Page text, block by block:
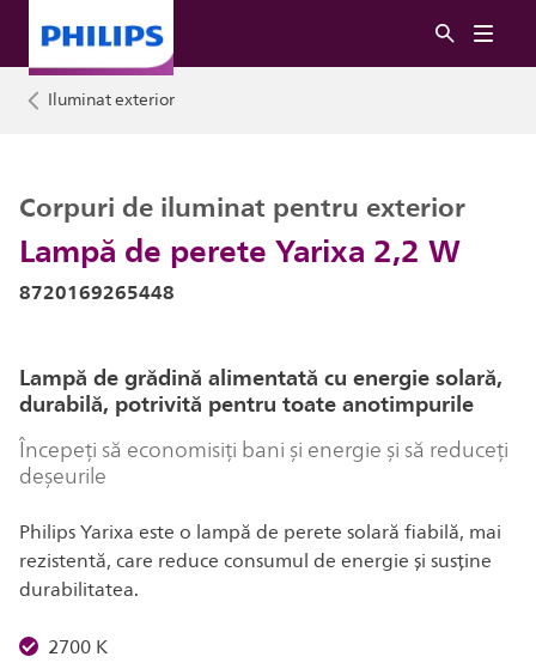
Iluminat exterior
Lampă de perete Yarixa 2,2 W
Corpuri de iluminat pentru exterior
8720169265448
Lampă de grădină alimentată cu energie solară,
durabilă, potrivită pentru toate anotimpurile
Începeți să economisiți bani și energie și să reduceți
deșeurile
Philips Yarixa este o lampă de perete solară fiabilă, mai
rezistentă, care reduce consumul de energie și susține
durabilitatea.
2700 K